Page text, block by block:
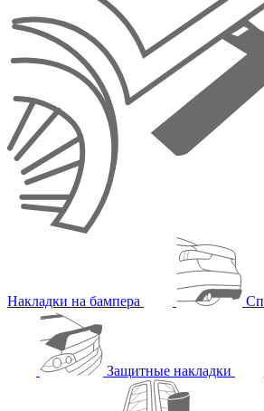
Накладки на бампера
Защитные накладки